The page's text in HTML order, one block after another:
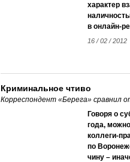
характер
в онлайн-
16 / 02 / 2012
Криминальное чтиво
Корреспондент «Берега» сравнил
Говоря о
года,
коллеги-
по
чину –